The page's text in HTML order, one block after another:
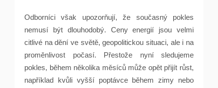
Odborníci však upozorňují, že současný pokles
nemusí být dlouhodobý. Ceny energií jsou velmi
citlivé na dění ve světě, geopolitickou situaci, ale i na
proměnlivost počasí. Přestože nyní sledujeme
pokles, během několika měsíců může opět přijít růst,
například kvůli vyšší poptávce během zimy nebo